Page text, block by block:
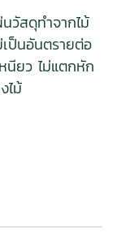
วัสดุทำจากไม้
ป็นอันตรายต่อ
นียว ไม่แตกหัก
ไม้